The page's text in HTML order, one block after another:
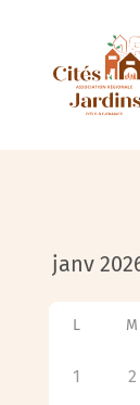
L M
1 2